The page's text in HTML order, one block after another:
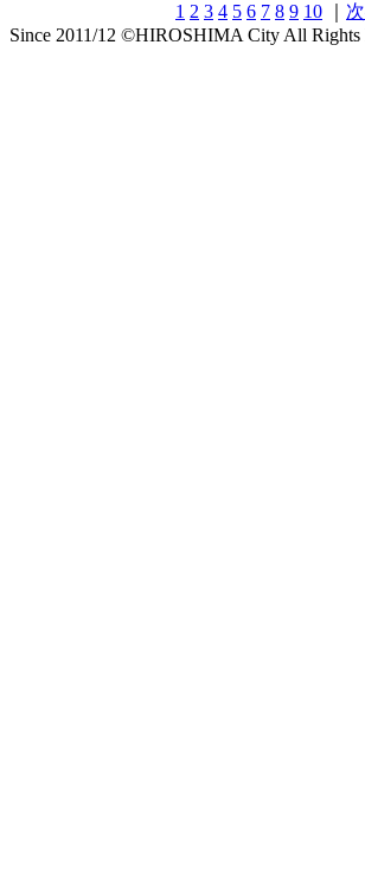
1 2 3 4 5 6 7 8 9 10
Since 2011/12 ©HIROSHIMA City All Rights